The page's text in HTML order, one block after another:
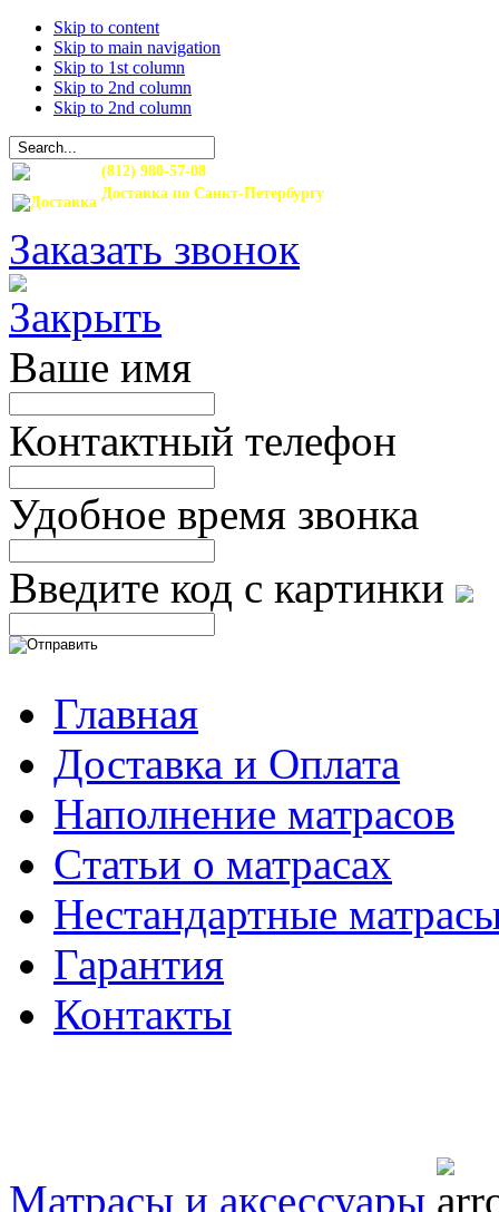
Skip to content
Skip to main navigation
Skip to 1st column
Skip to 2nd column
Skip to 2nd column
(812) 980-57-08
Доставка по Санкт-Петербургу
Заказать звонок
Ваше имя
Контактный телефон
Удобное время звонка
Введите код с картинки
Главная
Доставка и Оплата
Наполнение матрасов
Cтатьи о матрасах
Нестандартные
Гарантия
Контакты
Матрасы и аксессуары